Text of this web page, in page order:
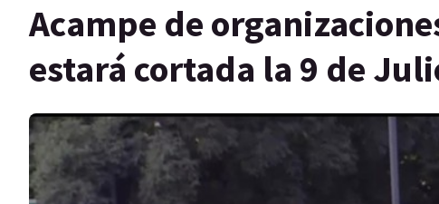
Acampe de
estará cortada la 9 de